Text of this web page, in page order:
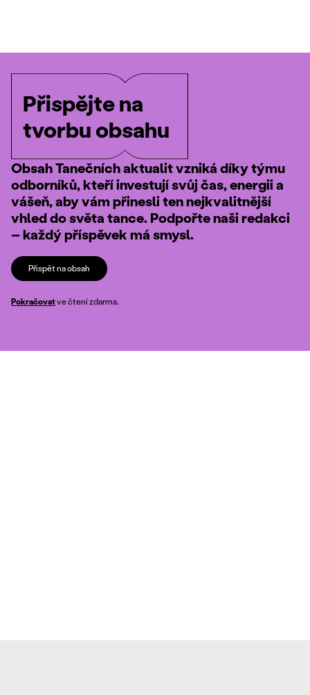
Přispějte na
tvorbu obsahu
Obsah Tanečních aktualit vzniká díky týmu
odborníků, kteří investují svůj čas, energii a
vášeň, aby vám přinesli ten nejkvalitnější
vhled do světa tance. Podpořte naši redakci
– každý příspěvek má smysl.
Přispět na obsah
Pokračovatve čtení zdarma.